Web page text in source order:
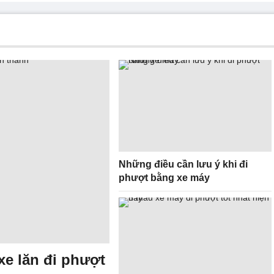
lăn đi phượt
Những điều cần lưu ý khi đi
phượt bằng xe máy